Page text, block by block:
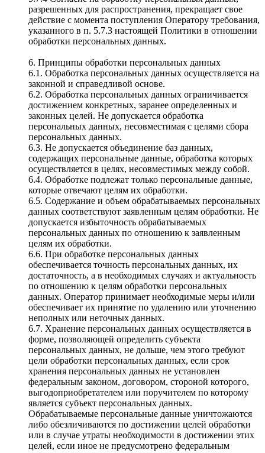
разрешенных для распространения, прекращает свое
действие с момента поступления Оператору требования,
указанного в п. 5.7.3 настоящей Политики в отношении
обработки персональных данных.
6. Принципы обработки персональных данных
6.1. Обработка персональных данных осуществляется на
законной и справедливой основе.
6.2. Обработка персональных данных ограничивается
достижением конкретных, заранее определенных и
законных целей. Не допускается обработка
персональных данных, несовместимая с целями сбора
персональных данных.
6.3. Не допускается объединение баз данных,
содержащих персональные данные, обработка которых
осуществляется в целях, несовместимых между собой.
6.4. Обработке подлежат только персональные данные,
которые отвечают целям их обработки.
6.5. Содержание и объем обрабатываемых персональных
данных соответствуют заявленным целям обработки. Не
допускается избыточность обрабатываемых
персональных данных по отношению к заявленным
целям их обработки.
6.6. При обработке персональных данных
обеспечивается точность персональных данных, их
достаточность, а в необходимых случаях и актуальность
по отношению к целям обработки персональных
данных. Оператор принимает необходимые меры и/или
обеспечивает их принятие по удалению или уточнению
неполных или неточных данных.
6.7. Хранение персональных данных осуществляется в
форме, позволяющей определить субъекта
персональных данных, не дольше, чем этого требуют
цели обработки персональных данных, если срок
хранения персональных данных не установлен
федеральным законом, договором, стороной которого,
выгодоприобретателем или поручителем по которому
является субъект персональных данных.
Обрабатываемые персональные данные уничтожаются
либо обезличиваются по достижении целей обработки
или в случае утраты необходимости в достижении этих
целей, если иное не предусмотрено федеральным